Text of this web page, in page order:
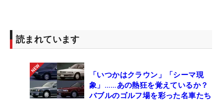
読まれています
「いつかはクラウン」「シーマ現
象」……あの熱狂を覚えているか？
バブルのゴルフ場を彩った名車たち